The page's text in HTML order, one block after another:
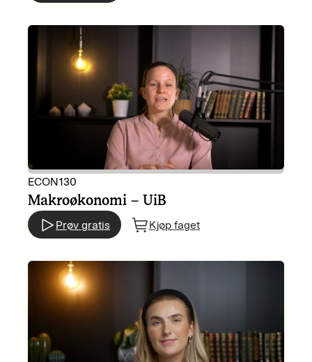
ECON130
Makroøkonomi – UiB
Prøv gratis Kjøp faget